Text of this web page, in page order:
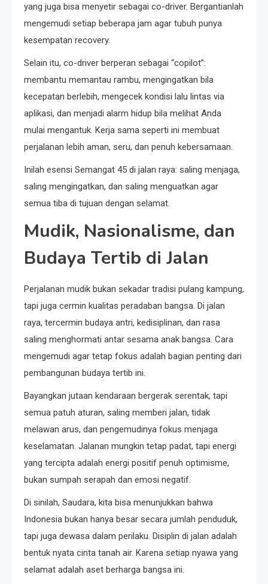
yang juga bisa menyetir sebagai co-driver. Bergantianlah
mengemudi setiap beberapa jam agar tubuh punya
kesempatan recovery.
Selain itu, co-driver berperan sebagai “copilot”:
membantu memantau rambu, mengingatkan bila
kecepatan berlebih, mengecek kondisi lalu lintas via
aplikasi, dan menjadi alarm hidup bila melihat Anda
mulai mengantuk. Kerja sama seperti ini membuat
perjalanan lebih aman, seru, dan penuh kebersamaan.
Inilah esensi Semangat 45 di jalan raya: saling menjaga,
saling mengingatkan, dan saling menguatkan agar
semua tiba di tujuan dengan selamat.
Mudik, Nasionalisme, dan
Budaya Tertib di Jalan
Perjalanan mudik bukan sekadar tradisi pulang kampung,
tapi juga cermin kualitas peradaban bangsa. Di jalan
raya, tercermin budaya antri, kedisiplinan, dan rasa
saling menghormati antar sesama anak bangsa. Cara
mengemudi agar tetap fokus adalah bagian penting dari
pembangunan budaya tertib ini.
Bayangkan jutaan kendaraan bergerak serentak, tapi
semua patuh aturan, saling memberi jalan, tidak
melawan arus, dan pengemudinya fokus menjaga
keselamatan. Jalanan mungkin tetap padat, tapi energi
yang tercipta adalah energi positif penuh optimisme,
bukan sumpah serapah dan emosi negatif.
Di sinilah, Saudara, kita bisa menunjukkan bahwa
Indonesia bukan hanya besar secara jumlah penduduk,
tapi juga dewasa dalam perilaku. Disiplin di jalan adalah
bentuk nyata cinta tanah air. Karena setiap nyawa yang
selamat adalah aset berharga bangsa ini.